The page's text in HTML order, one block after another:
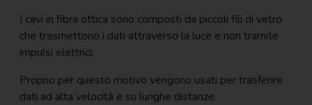
I cavi in fibra ottica sono composti da piccoli fili di vetro
che trasmettono i dati attraverso la luce e non tramite
impulsi elettrici.
Proprio per questo motivo vengono usati per trasferire
dati ad alta velocità e su lunghe distanze.